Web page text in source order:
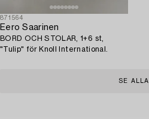
871564
Eero Saarinen
BORD OCH STOLAR, 1+6 st,
"Tulip" för Knoll International.
SE ALLA